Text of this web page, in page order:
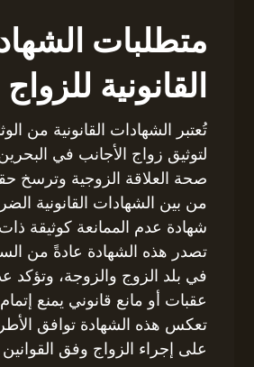
متطلبات
القانونية للزواج
تُعتبر الشهادات القانونية من
لتوثيق زواج الأجانب في
صحة العلاقة الزوجية وترسخ
من بين الشهادات القانونية
شهادة عدم الممانعة كوثيقة
تصدر هذه الشهادة عادةً من
في بلد الزوج والزوجة، وتؤكد
عقبات أو مانع قانوني يمنع
تعكس هذه الشهادة توافق
على إجراء الزواج وفق